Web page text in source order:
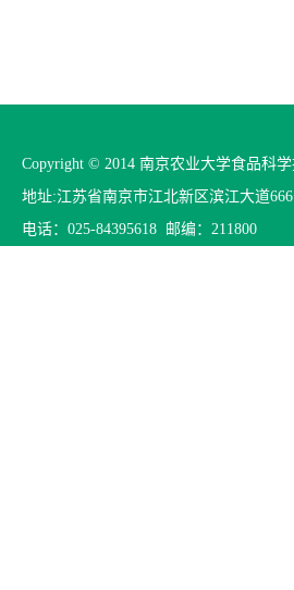
Copyright © 2014 南京农业大学食品科学
地址:江苏省南京市江北新区滨江大道
电话：025-84395618 邮编：211800